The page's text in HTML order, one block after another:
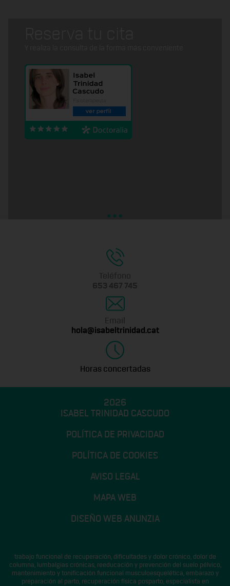
hola@isabeltrinidad.cat
Horas concertadas
2026
ISABEL TRINIDAD CASCUDO
POLÍTICA DE PRIVACIDAD
POLÍTICA DE COOKIES
AVISO LEGAL
MAPA WEB
DISEÑO WEB ANUNZIA
trabajo funcional de recuperación, dificultades y dolor crónico, dolor de
columna, lumbalgias crónicas, reeducación y prevención del suelo pélvico,
mantenimiento y tonificación funcional musculoesquelética, embarazo y
preparación al parto, recuperación física posparto, especialista en